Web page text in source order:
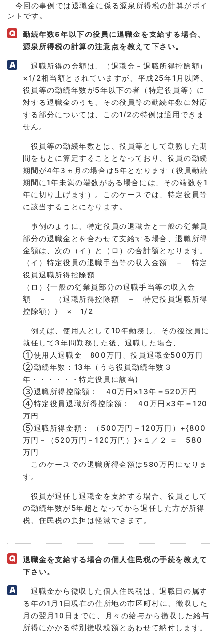
今回の事例では退職金に係る源泉所得税の計算がポイ
ントです。
勤続年数5年以下の役員に退職金を支給する場合、
源泉所得税の計算の注意点を教えて下さい。
退職所得の金額は、（退職金－退職所得控除額）
×1/2相当額とされていますが、平成25年1月以降、
役員等の勤続年数が5年以下の者（特定役員等）に
対する退職金のうち、その役員等の勤続年数に対応
する部分については、この1/2の特例は適用できま
せん。
役員等の勤続年数とは、役員等として勤務した期
間をもとに算定することとなっており、役員の勤続
期間が4年3ヵ月の場合は5年となります（役員勤続
期間に1年未満の端数がある場合には、その端数を1
年に切り上げます）。このケースでは、特定役員等
に該当することになります。
事例のように、特定役員の退職金と一般の従業員
部分の退職金とを合わせて支給する場合、退職所得
金額は、次の（イ）と（ロ）の合計額となります。
（イ）特定役員の退職手当等の収入金額 － 特定
役員退職所得控除額
（ロ）{一般の従業員部分の退職手当等の収入金
額 － （退職所得控除額 － 特定役員退職所得
控除額）} × 1/2
例えば、使用人として10年勤務し、その後役員に
就任して3年間勤務した後、退職した場合、
①使用人退職金 800万円、役員退職金500万円
②勤続年数：13年（うち役員勤続年数３
年・・・・・・特定役員に該当)
③退職所得控除額： 40万円×13年＝520万円
④特定役員退職所得控除額： 40万円×3年＝120
万円
⑤退職所得金額： （500万円－120万円）+{800
万円－（520万円－120万円）}×１／２ ＝ 580
万円
このケースでの退職所得金額は580万円になりま
す。
役員が退任し退職金を支給する場合、役員として
の勤続年数が5年超となってから退任した方が所得
税、住民税の負担は軽減できます。
退職金を支給する場合の個人住民税の手続を教えて
下さい。
退職金から徴収した個人住民税は、退職日の属す
る年の1月1日現在の住所地の市区町村に、徴収した
月の翌月10日までに、月々の給与から徴収した給与
所得にかかる特別徴収税額とあわせて納付します。